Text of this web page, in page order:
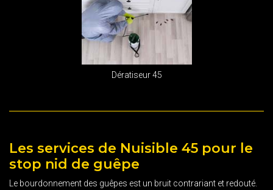
Dératiseur 45
Les services de Nuisible 45 pour le
stop nid de guêpe
Le bourdonnement des guêpes est un bruit contrariant et redouté.